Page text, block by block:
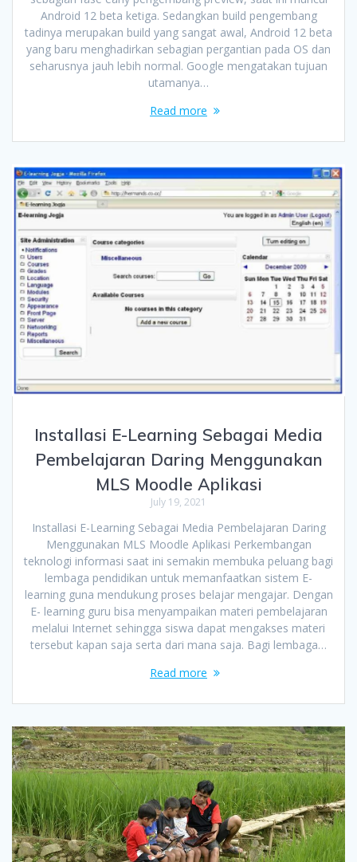
Android 12 beta ketiga. Sedangkan build pengembang
tadinya merupakan build yang sangat awal, Android 12 beta
yang baru menghadirkan sebagian pergantian pada OS dan
seharusnya jauh lebih normal. Google mengatakan tujuan
utamanya…
Read more
Installasi E-Learning Sebagai Media
Pembelajaran Daring Menggunakan
MLS Moodle Aplikasi
July 19, 2021
Installasi E-Learning Sebagai Media Pembelajaran Daring
Menggunakan MLS Moodle Aplikasi Perkembangan
teknologi informasi saat ini semakin membuka peluang bagi
lembaga pendidikan untuk memanfaatkan sistem E-
learning guna mendukung proses belajar mengajar. Dengan
E- learning guru bisa menyampaikan materi pembelajaran
melalui Internet sehingga siswa dapat mengakses materi
tersebut kapan saja serta dari mana saja. Bagi lembaga…
Read more